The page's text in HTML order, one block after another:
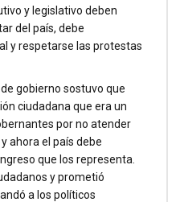
y legislativo deben
del país, debe
y respetarse las protestas
gobierno sostuvo que
ciudadana que era un
por no atender
ahora el país debe
que los representa.
y prometió
a los políticos